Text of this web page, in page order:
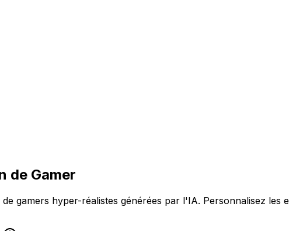
de Gamer
gamers hyper-réalistes générées par l'IA. Personnalisez